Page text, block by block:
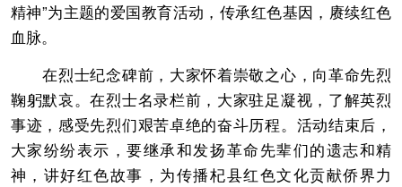
精神”为主题的爱国教育活动，传承红色基因，赓续红色
血脉。
在烈士纪念碑前，大家怀着崇敬之心，向革命先烈
鞠躬默哀。在烈士名录栏前，大家驻足凝视，了解英烈
事迹，感受先烈们艰苦卓绝的奋斗历程。活动结束后，
大家纷纷表示，要继承和发扬革命先辈们的遗志和精
神，讲好红色故事，为传播杞县红色文化贡献侨界力